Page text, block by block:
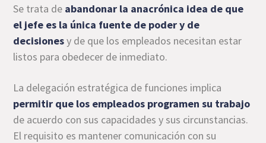
Se trata de abandonar la anacrónica idea de que
el jefe es la única fuente de poder y de
decisionesy de que los empleados necesitan estar
listos para obedecer de inmediato.
La delegación estratégica de funciones implica
permitir que los empleados programen su trabajo
de acuerdo con sus capacidades y sus circunstancias.
El requisito es mantener comunicación con su